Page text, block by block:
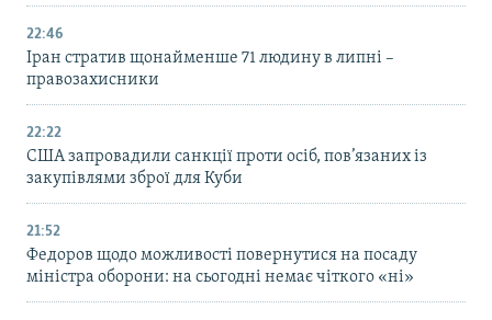
22:46
Іран стратив щонайменше 71 людину в липні –
правозахисники
22:22
США запровадили санкції проти осіб, пов’язаних із
закупівлями зброї для Куби
21:52
Федоров щодо можливості повернутися на посаду
міністра оборони: на сьогодні немає чіткого «ні»